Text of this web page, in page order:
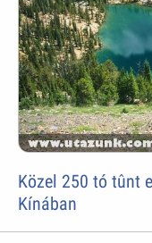
Közel 250 tó tûnt
Kínában